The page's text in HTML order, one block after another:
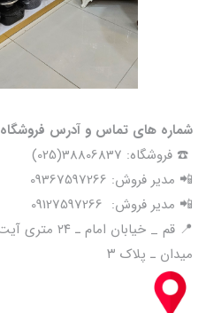
شماره های تماس و آدرس
☎️ فروشگاه: 38806837(025)
📲 مدیر فروش: 09367597266
📲 مدیر فروش: 09127597266
میدان ـ پلاک ۳